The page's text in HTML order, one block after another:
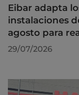
Eibar adapta
instalaciones
agosto para
29/07/2026